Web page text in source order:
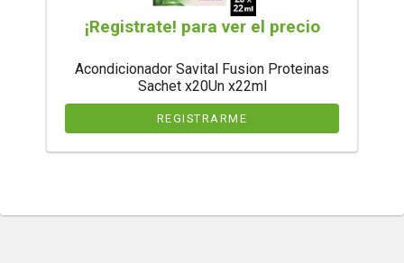
¡Registrate! para ver el precio
Acondicionador Savital Fusion Proteinas
Sachet x20Un x22ml
REGISTRARME